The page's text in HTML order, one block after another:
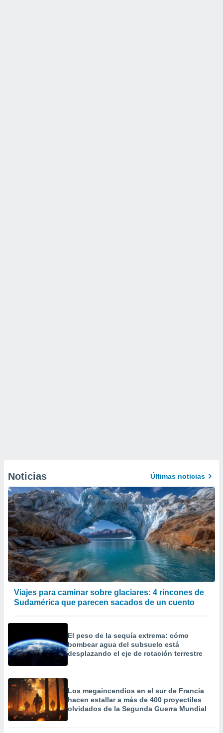
Noticias Últimas noticias
Viajes para caminar sobre glaciares: 4 rincones de
Sudamérica que parecen sacados de un cuento
El peso de la sequía extrema: cómo
bombear agua del subsuelo está
desplazando el eje de rotación terrestre
Los megaincendios en el sur de Francia
hacen estallar a más de 400 proyectiles
olvidados de la Segunda Guerra Mundial